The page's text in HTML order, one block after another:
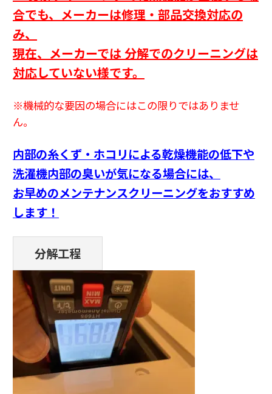
合でも、 メーカーは修理・部品交換対応の
み、
現在、メーカーでは 分解でのクリーニングは
対応していない様です。
※機械的な要因の場合にはこの限りではありませ
ん。
内部の糸くず・ホコリによる乾燥機能の低下や
洗濯機内部の臭いが気になる場合には、
お早めのメンテナンスクリーニングをおすすめ
します！
分解工程